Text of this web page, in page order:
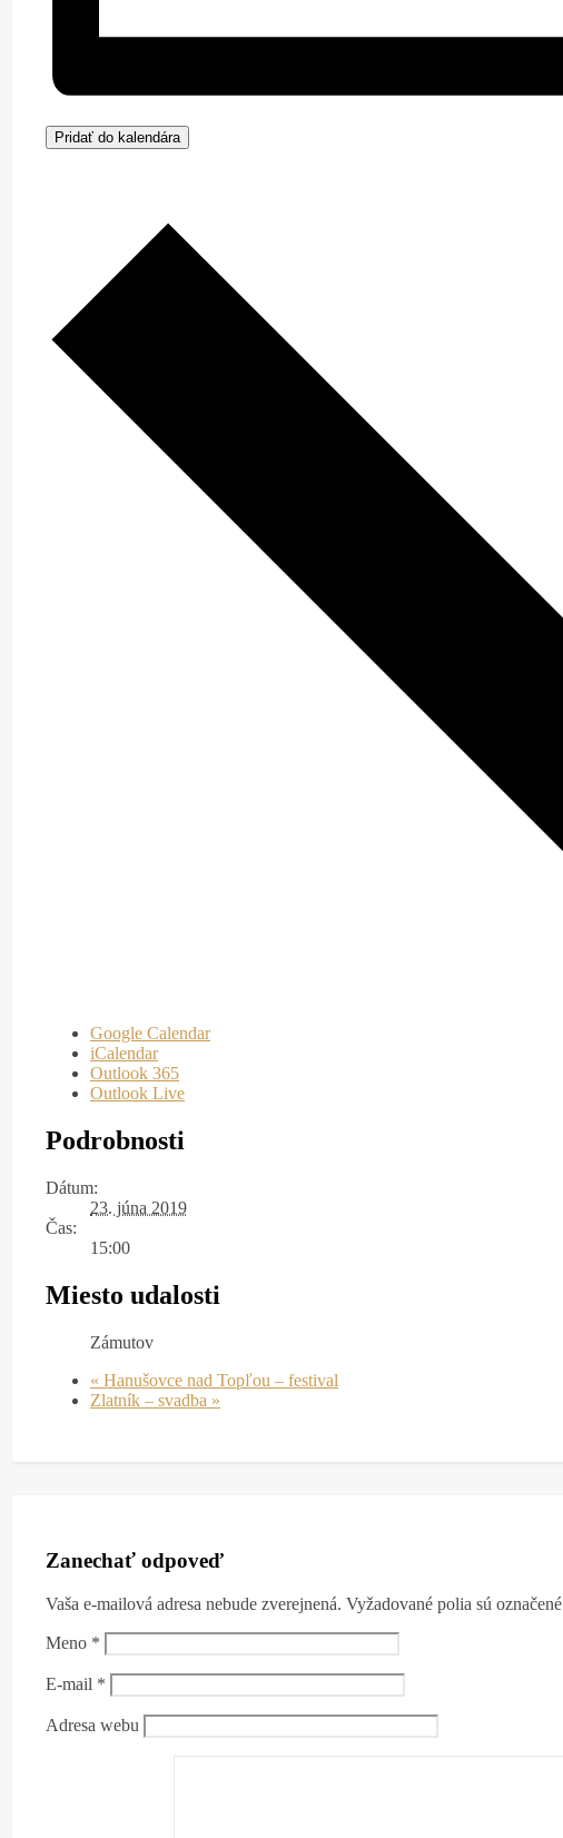
Pridať do kalendára
Google Calendar
iCalendar
Outlook 365
Outlook Live
Podrobnosti
Dátum:
23. júna 2019
Čas:
15:00
Miesto udalosti
Zámutov
« Hanušovce nad Topľou – festival
Zlatník – svadba »
Zanechať odpoveď
Vaša e-mailová adresa nebude zverejnená. Vyžadované polia sú označené
Meno *
E-mail *
Adresa webu